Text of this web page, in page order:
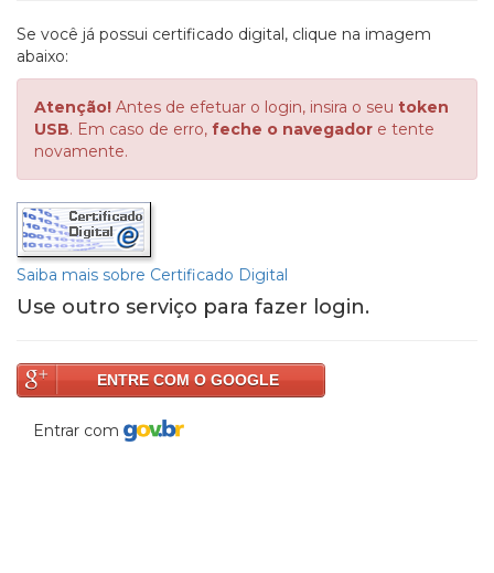
Se você já possui certificado digital, clique na imagem
abaixo:
Atenção! Antes de efetuar o login, insira o seu token
USB. Em caso de erro, feche o navegador e tente
novamente.
Saiba mais sobre Certificado Digital
Use outro serviço para fazer login.
ENTRE COM O GOOGLE
Entrar com